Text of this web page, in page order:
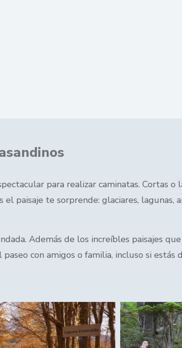
para realizar caminatas. Cortas
el paisaje te sorprende: glaciares,
Además de los increíbles paisajes
con amigos o familia, incluso si estás